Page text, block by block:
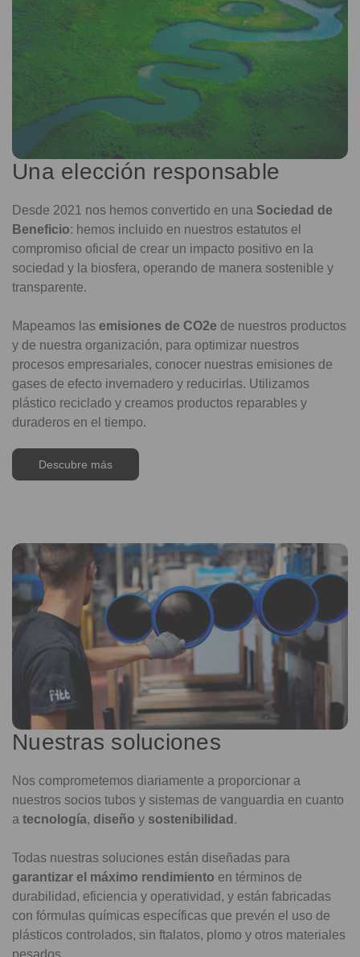
Una elección responsable
Desde 2021 nos hemos convertido en una Sociedad de
Beneficio: hemos incluido en nuestros estatutos el
compromiso oficial de crear un impacto positivo en la
sociedad y la biosfera, operando de manera sostenible y
transparente.
Mapeamos las emisiones de CO2e de nuestros productos
y de nuestra organización, para optimizar nuestros
procesos empresariales, conocer nuestras emisiones de
gases de efecto invernadero y reducirlas. Utilizamos
plástico reciclado y creamos productos reparables y
duraderos en el tiempo.
Descubre más
Nuestras soluciones
Nos comprometemos diariamente a proporcionar a
nuestros socios tubos y sistemas de vanguardia en cuanto
a tecnología, diseño y sostenibilidad .
Todas nuestras soluciones están diseñadas para
garantizar el máximo rendimiento en términos de
durabilidad, eficiencia y operatividad, y están fabricadas
con fórmulas químicas específicas que prevén el uso de
plásticos controlados, sin ftalatos, plomo y otros materiales
pesados.